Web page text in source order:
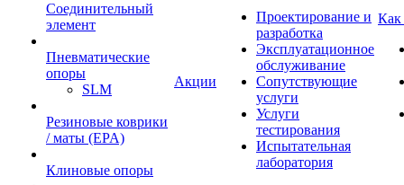
Cоединительный
элемент
Пневматические
опоры
SLM
Резиновые коврики
/ маты (EPA)
Клиновые опоры
Акции
Проектирование и
разработка
Эксплуатационное
обслуживание
Сопутствующие
услуги
Услуги
тестирования
Испытательная
лаборатория
Как